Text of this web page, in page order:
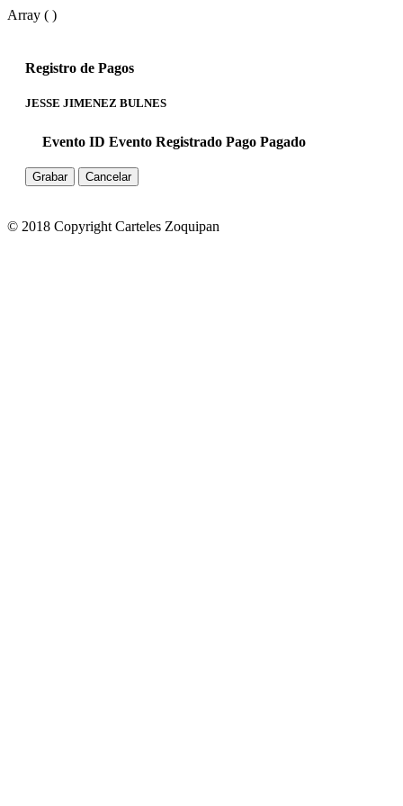
Array ( )
Registro de Pagos
JESSE JIMENEZ BULNES
Evento ID Evento Registrado Pago Pagado
Grabar Cancelar
© 2018 Copyright Carteles Zoquipan